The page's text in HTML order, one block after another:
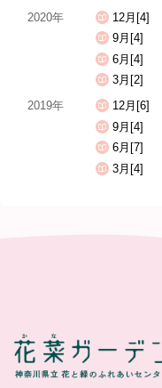
2020年
12月[4]
9月[4]
6月[4]
3月[2]
2019年
12月[6]
9月[4]
6月[7]
3月[4]